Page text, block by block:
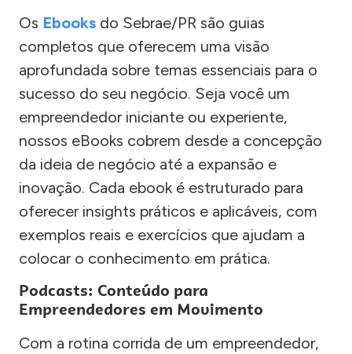
Os Ebooks do Sebrae/PR são guias
completos que oferecem uma visão
aprofundada sobre temas essenciais para o
sucesso do seu negócio. Seja você um
empreendedor iniciante ou experiente,
nossos eBooks cobrem desde a concepção
da ideia de negócio até a expansão e
inovação. Cada ebook é estruturado para
oferecer insights práticos e aplicáveis, com
exemplos reais e exercícios que ajudam a
colocar o conhecimento em prática.
Podcasts: Conteúdo para
Empreendedores em Movimento
Com a rotina corrida de um empreendedor,